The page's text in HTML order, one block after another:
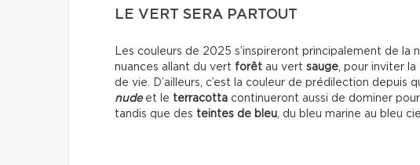
LE VERT SERA PARTOUT
Les couleurs de 2025 s’inspireront principalement de la
nuances allant du vert forêt au vert sauge, pour inviter la
de vie. D’ailleurs, c’est la couleur de prédilection depuis
nudeet le terracotta continueront aussi de dominer
tandis que des teintes de bleu, du bleu marine au bleu